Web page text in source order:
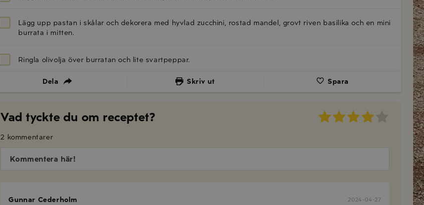
Lägg upp pastan i skålar och dekorera med hyvlad zucchini, rostad mandel, grovt riven basilika och en mini
burrata i mitten.
Ringla olivolja över burratan och lite svartpeppar.
Dela Skriv ut Spara
Vad tyckte du om receptet?
2 kommentarer
Kommentera här!
Gunnar Cederholm 2024-04-27